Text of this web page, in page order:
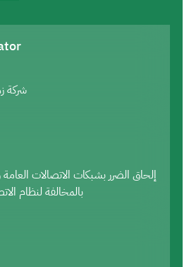
شركة
إلحاق الضرر بشبكات الاتصالات
بالمخالفة لنظام